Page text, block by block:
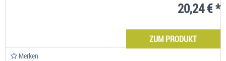
20,24 € *
ZUM PRODUKT
Merken